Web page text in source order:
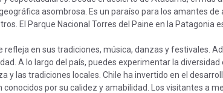
asombrosa. Es un paraíso para los amantes
El Parque Nacional Torres del Paine en la Patagonia
refleja en sus tradiciones, música, danzas y festivales.
A lo largo del país, puedes experimentar la
y las tradiciones locales. Chile ha invertido en el
conocidos por su calidez y amabilidad. Los visitantes a